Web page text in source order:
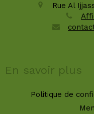
Rue Al
En savoir plus
Politique de